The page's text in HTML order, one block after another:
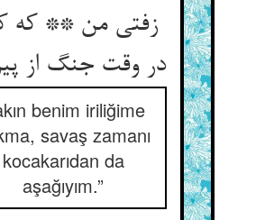
زفتی من ** که
در وقت جنگ از
benim iriliğime
savaş zamanı
kocakarıdan da
aşağıyım.”